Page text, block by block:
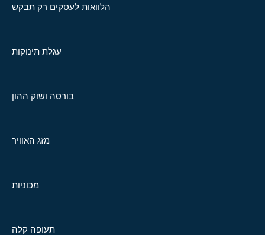
הלוואות לעסקים רק תבקש
עגלת תינוקות
בורסה ושוק ההון
מזג האוויר
מכוניות
תעופה קלה